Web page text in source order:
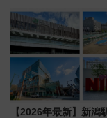
産スイーツとは？
【2026年最新】新潟